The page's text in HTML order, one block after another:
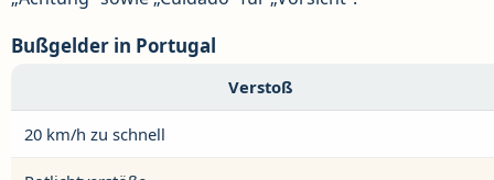
Bußgelder in Portugal
Verstoß
20 km/h zu schnell